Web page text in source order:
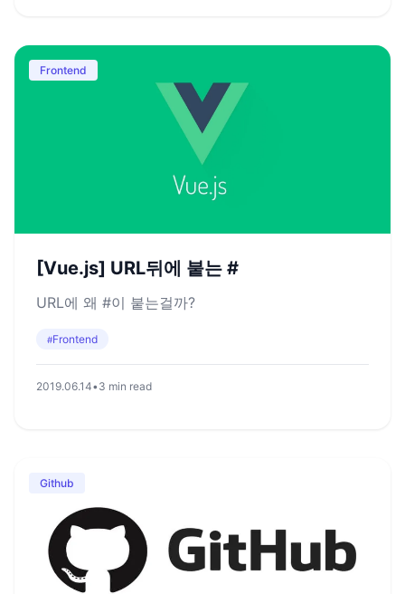
Frontend
[Vue.js] URL뒤에 붙는 #
URL에 왜 #이 붙는걸까?
#Frontend
2019.06.14•3 min read
Github